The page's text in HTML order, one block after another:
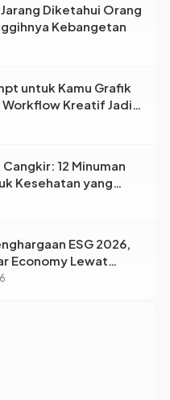
Diketahui Orang
Kebangetan
untuk Kamu Grafik
Workflow Kreatif Jadi
12 Minuman
Kesehatan yang
Nongkrong
ESG 2026,
Economy Lewat
Berkelanjutan